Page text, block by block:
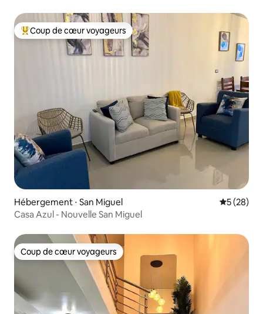
Coups de cœur voyageurs les plus appréciés
Coup de cœur voyageurs
Hébergement ⋅ San Miguel
5 (28)
Casa Azul - Nouvelle San Miguel
Coup de cœur voyageurs
Coup de cœur voyageurs